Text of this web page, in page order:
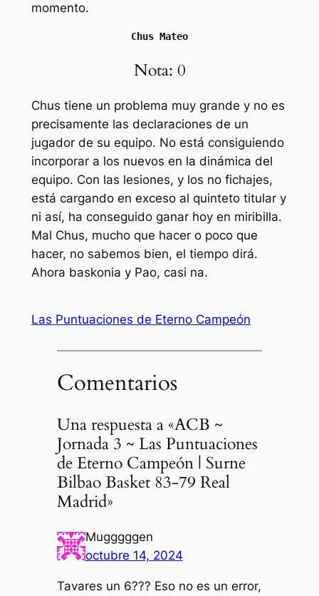
momento.
Chus Mateo
Nota: 0
Chus tiene un problema muy grande y no es
precisamente las declaraciones de un
jugador de su equipo. No está consiguiendo
incorporar a los nuevos en la dinámica del
equipo. Con las lesiones, y los no fichajes,
está cargando en exceso al quinteto titular y
ni así, ha conseguido ganar hoy en miribilla.
Mal Chus, mucho que hacer o poco que
hacer, no sabemos bien, el tiempo dirá.
Ahora baskonia y Pao, casi na.
Las Puntuaciones de Eterno Campeón
Comentarios
Una respuesta a «ACB ~
Jornada 3 ~ Las Puntuaciones
de Eterno Campeón | Surne
Bilbao Basket 83-79 Real
Madrid»
Mugggggen
octubre 14, 2024
Tavares un 6??? Eso no es un error,